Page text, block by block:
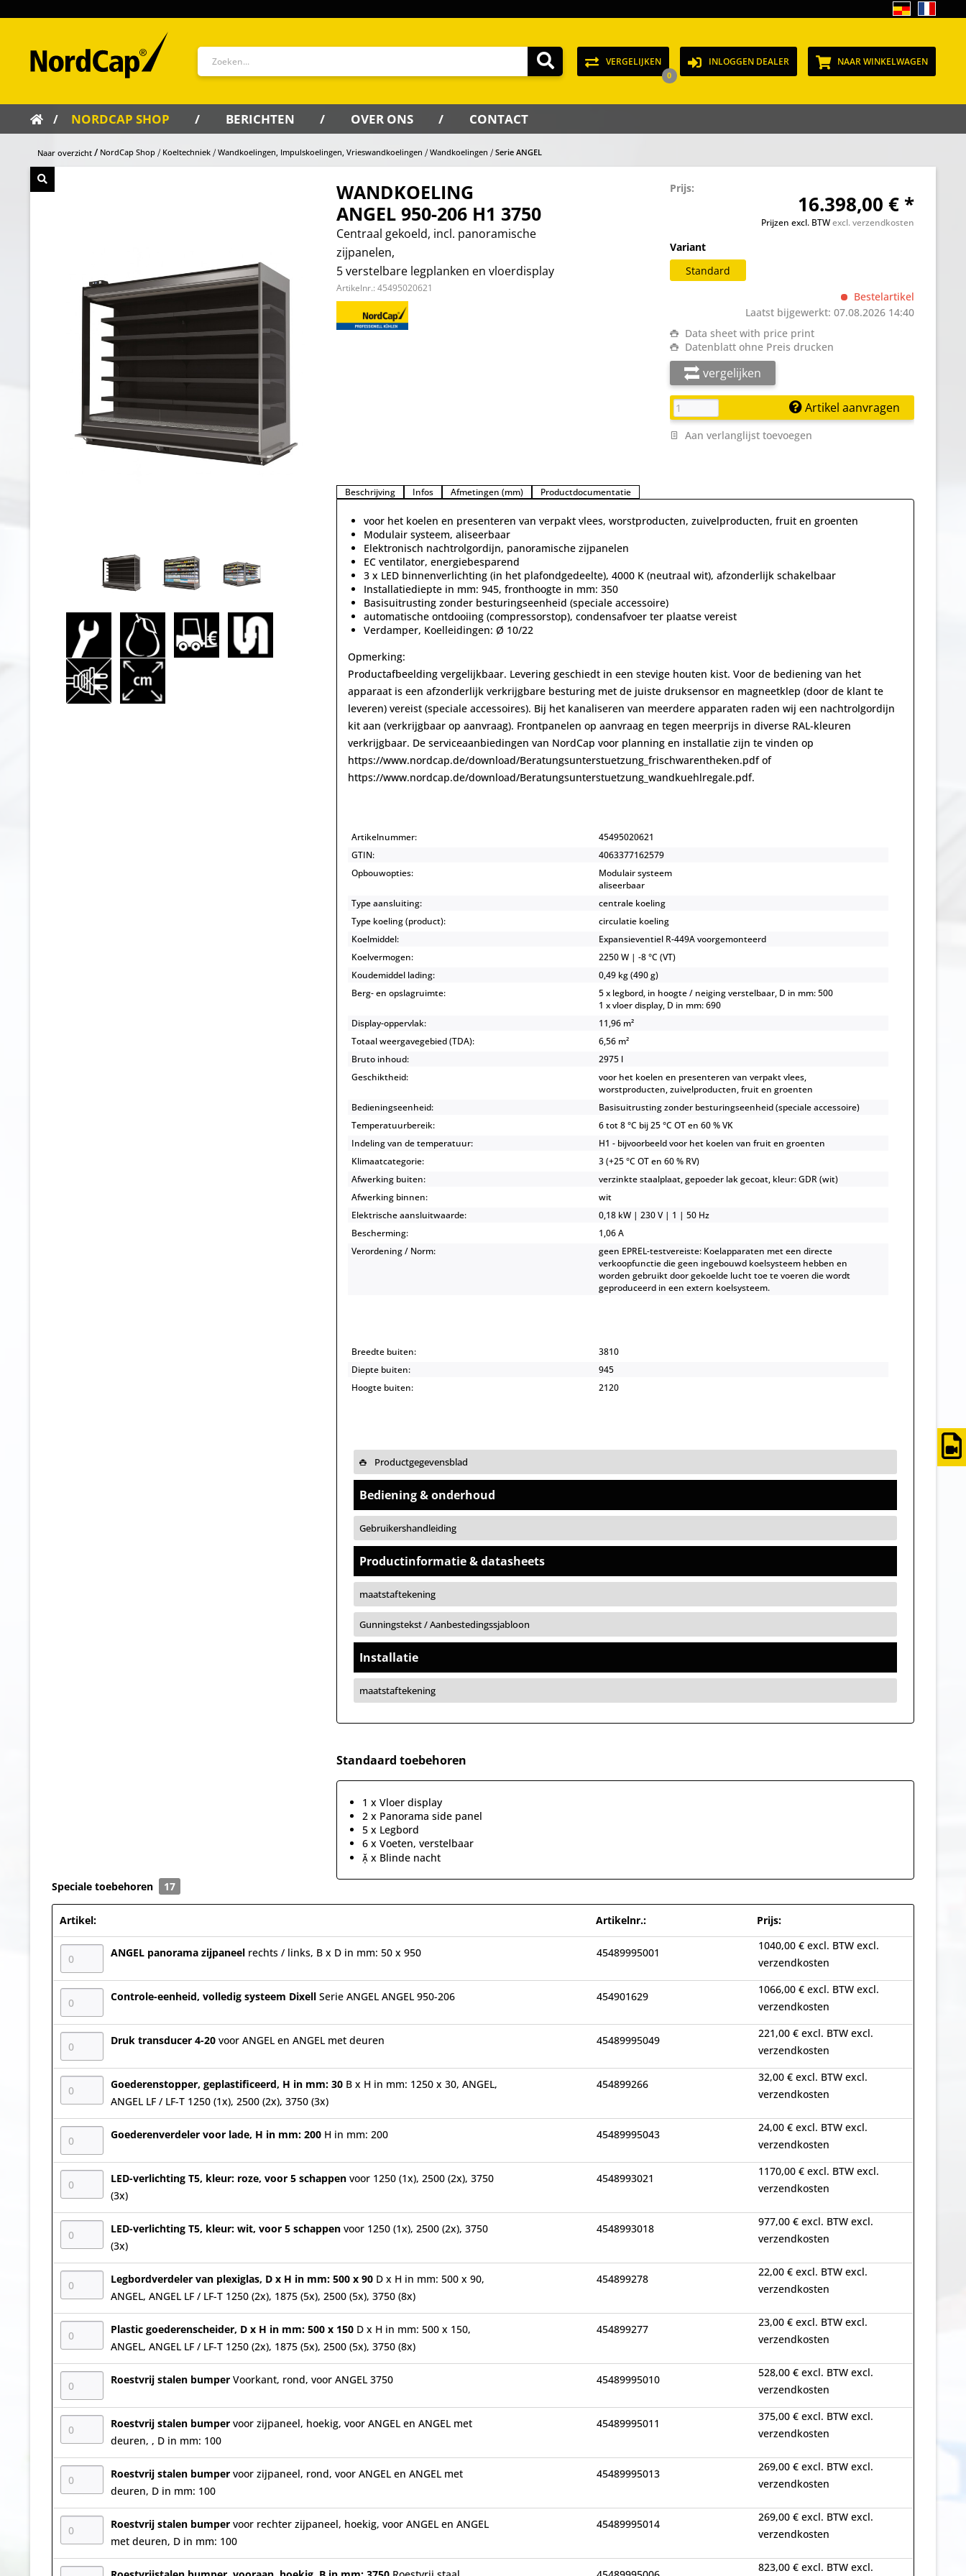
VERGELIJKEN
0
INLOGGEN DEALER NAAR WINKELWAGEN
NORDCAP SHOP BERICHTEN OVER ONS CONTACT
Naar overzicht NordCap Shop Koeltechniek Wandkoelingen, Impulskoelingen, Vrieswandkoelingen Wandkoelingen Serie ANGEL
WANDKOELING
ANGEL 950-206 H1 3750
Centraal gekoeld, incl. panoramische
zijpanelen,
5 verstelbare legplanken en vloerdisplay
Artikelnr.: 45495020621
Prijs:
16.398,00 € *
Prijzen excl. BTWexcl. verzendkosten
Variant
Standard
Bestelartikel
Laatst bijgewerkt: 07.08.2026 14:40
Data sheet with price print
Datenblatt ohne Preis drucken
vergelijken
Artikel aanvragen
Aan verlanglijst toevoegen
Beschrijving Infos Afmetingen (mm) Productdocumentatie
voor het koelen en presenteren van verpakt vlees, worstproducten, zuivelproducten, fruit en groenten
Modulair systeem, aliseerbaar
Elektronisch nachtrolgordijn, panoramische zijpanelen
EC ventilator, energiebesparend
3 x LED binnenverlichting (in het plafondgedeelte), 4000 K (neutraal wit), afzonderlijk schakelbaar
Installatiediepte in mm: 945, fronthoogte in mm: 350
Basisuitrusting zonder besturingseenheid (speciale accessoire)
automatische ontdooiing (compressorstop), condensafvoer ter plaatse vereist
Verdamper, Koelleidingen: Ø 10/22
Opmerking:
Productafbeelding vergelijkbaar. Levering geschiedt in een stevige houten kist. Voor de bediening van het
apparaat is een afzonderlijk verkrijgbare besturing met de juiste druksensor en magneetklep (door de klant te
leveren) vereist (speciale accessoires). Bij het kanaliseren van meerdere apparaten raden wij een nachtrolgordijn
kit aan (verkrijgbaar op aanvraag). Frontpanelen op aanvraag en tegen meerprijs in diverse RAL-kleuren
verkrijgbaar. De serviceaanbiedingen van NordCap voor planning en installatie zijn te vinden op
https://www.nordcap.de/download/Beratungsunterstuetzung_frischwarentheken.pdf of
https://www.nordcap.de/download/Beratungsunterstuetzung_wandkuehlregale.pdf.
Artikelnummer:
45495020621
GTIN:
4063377162579
Opbouwopties:
Modulair systeem
aliseerbaar
Type aansluiting:
centrale koeling
Type koeling (product):
circulatie koeling
Koelmiddel:
Expansieventiel R-449A voorgemonteerd
Koelvermogen:
2250 W | -8 °C (VT)
Koudemiddel lading:
0,49 kg (490 g)
Berg- en opslagruimte:
5 x legbord, in hoogte / neiging verstelbaar, D in mm: 500
1 x vloer display, D in mm: 690
Display-oppervlak:
11,96 m²
Totaal weergavegebied (TDA):
6,56 m²
Bruto inhoud:
2975 l
Geschiktheid:
voor het koelen en presenteren van verpakt vlees,
worstproducten, zuivelproducten, fruit en groenten
Bedieningseenheid:
Basisuitrusting zonder besturingseenheid (speciale accessoire)
Temperatuurbereik:
6 tot 8 °C bij 25 °C OT en 60 % VK
Indeling van de temperatuur:
H1 - bijvoorbeeld voor het koelen van fruit en groenten
Klimaatcategorie:
3 (+25 °C OT en 60 % RV)
Afwerking buiten:
verzinkte staalplaat, gepoeder lak gecoat, kleur: GDR (wit)
Afwerking binnen:
wit
Elektrische aansluitwaarde:
0,18 kW | 230 V | 1 | 50 Hz
Bescherming:
1,06 A
Verordening / Norm:
geen EPREL-testvereiste: Koelapparaten met een directe
verkoopfunctie die geen ingebouwd koelsysteem hebben en
worden gebruikt door gekoelde lucht toe te voeren die wordt
geproduceerd in een extern koelsysteem.
Breedte buiten:
3810
Diepte buiten:
945
Hoogte buiten:
2120
Productgegevensblad
Bediening & onderhoud
Gebruikershandleiding
Productinformatie & datasheets
maatstaftekening
Gunningstekst / Aanbestedingssjabloon
Installatie
maatstaftekening
Standaard toebehoren
1 x Vloer display
2 x Panorama side panel
5 x Legbord
6 x Voeten, verstelbaar
 x Blinde nacht
Speciale toebehoren 17
Artikel: Artikelnr.: Prijs:
ANGEL panorama zijpaneel rechts / links, B x D in mm: 50 x 950 45489995001
1040,00 € excl. BTW excl.
verzendkosten
Controle-eenheid, volledig systeem Dixell Serie ANGEL ANGEL 950-206 454901629
1066,00 € excl. BTW excl.
verzendkosten
Druk transducer 4-20 voor ANGEL en ANGEL met deuren 45489995049
221,00 € excl. BTW excl.
verzendkosten
Goederenstopper, geplastificeerd, H in mm: 30 B x H in mm: 1250 x 30, ANGEL,
ANGEL LF / LF-T 1250 (1x), 2500 (2x), 3750 (3x)
454899266
32,00 € excl. BTW excl.
verzendkosten
Goederenverdeler voor lade, H in mm: 200 H in mm: 200 45489995043
24,00 € excl. BTW excl.
verzendkosten
LED-verlichting T5, kleur: roze, voor 5 schappen voor 1250 (1x), 2500 (2x), 3750
(3x)
4548993021
1170,00 € excl. BTW excl.
verzendkosten
LED-verlichting T5, kleur: wit, voor 5 schappen voor 1250 (1x), 2500 (2x), 3750
(3x)
4548993018
977,00 € excl. BTW excl.
verzendkosten
Legbordverdeler van plexiglas, D x H in mm: 500 x 90 D x H in mm: 500 x 90,
ANGEL, ANGEL LF / LF-T 1250 (2x), 1875 (5x), 2500 (5x), 3750 (8x)
454899278
22,00 € excl. BTW excl.
verzendkosten
Plastic goederenscheider, D x H in mm: 500 x 150 D x H in mm: 500 x 150,
ANGEL, ANGEL LF / LF-T 1250 (2x), 1875 (5x), 2500 (5x), 3750 (8x)
454899277
23,00 € excl. BTW excl.
verzendkosten
Roestvrij stalen bumper Voorkant, rond, voor ANGEL 3750 45489995010
528,00 € excl. BTW excl.
verzendkosten
Roestvrij stalen bumper voor zijpaneel, hoekig, voor ANGEL en ANGEL met
deuren, , D in mm: 100
45489995011
375,00 € excl. BTW excl.
verzendkosten
Roestvrij stalen bumper voor zijpaneel, rond, voor ANGEL en ANGEL met
deuren, D in mm: 100
45489995013
269,00 € excl. BTW excl.
verzendkosten
Roestvrij stalen bumper voor rechter zijpaneel, hoekig, voor ANGEL en ANGEL
met deuren, D in mm: 100
45489995014
269,00 € excl. BTW excl.
verzendkosten
823,00 € excl. BTW excl.